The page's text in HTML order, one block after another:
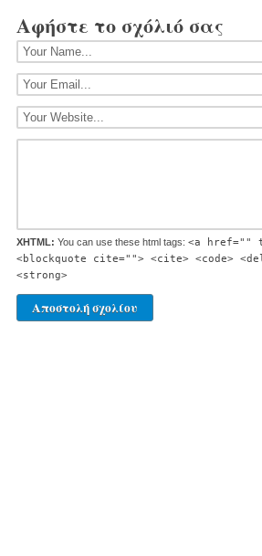
Αφήστε το σχόλιό σας
XHTML: You can use these html tags: <a href=""
<blockquote cite=""> <cite> <code>
<strong>